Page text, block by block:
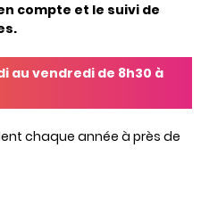
compte et le suivi de
au vendredi de 8h30 à
chaque année à près de